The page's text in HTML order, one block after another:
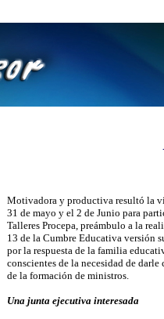
Motivadora y productiva resultó la
31 de mayo y el 2 de Junio para
Talleres Procepa, preámbulo a la
13 de la Cumbre Educativa versión
por la respuesta de la familia
conscientes de la necesidad de
de la formación de ministros.
Una junta ejecutiva interesada